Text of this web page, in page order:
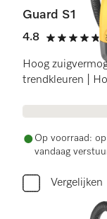
Guard S1
4.8
4.8 sterren
Hoog
trendkleuren |
Op voorraad:
vandaag
Vergelijken